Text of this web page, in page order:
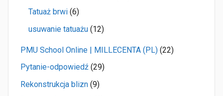
Tatuaż brwi (6)
usuwanie tatuażu (12)
PMU School Online | MILLECENTA (PL) (22)
Pytanie-odpowiedź (29)
Rekonstrukcja blizn (9)